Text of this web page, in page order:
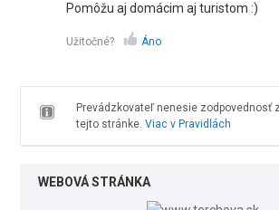
Pomôžu aj domácim aj turistom :)
Užitočné? Áno
Prevádzkovateľ nenesie zodpovednosť
tejto stránke. Viac v Pravidlách
WEBOVÁ STRÁNKA